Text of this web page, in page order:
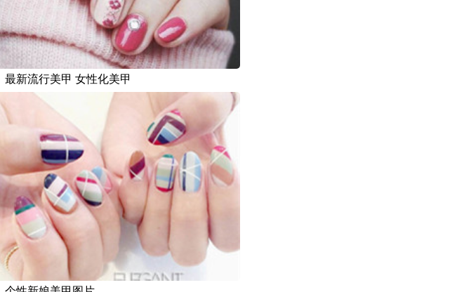
最新流行美甲 女性化美甲